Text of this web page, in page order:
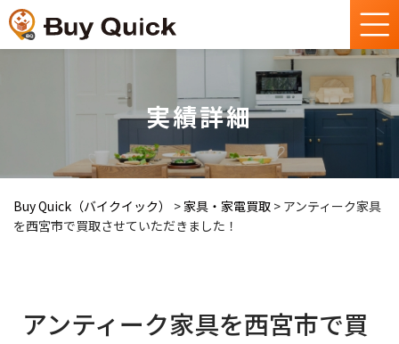
実績詳細
Buy Quick（バイクイック） >家具・家電買取 > アンティーク家具
を西宮市で買取させていただきました！
アンティーク家具を西宮市で買